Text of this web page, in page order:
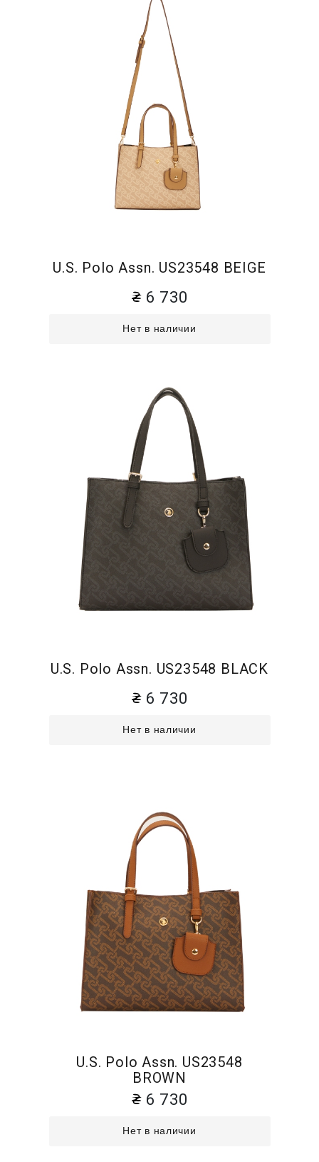
U.S. Polo Assn. US23548 BEIGE
6 730
Нет в наличии
U.S. Polo Assn. US23548 BLACK
6 730
Нет в наличии
U.S. Polo Assn. US23548
BROWN
6 730
Нет в наличии